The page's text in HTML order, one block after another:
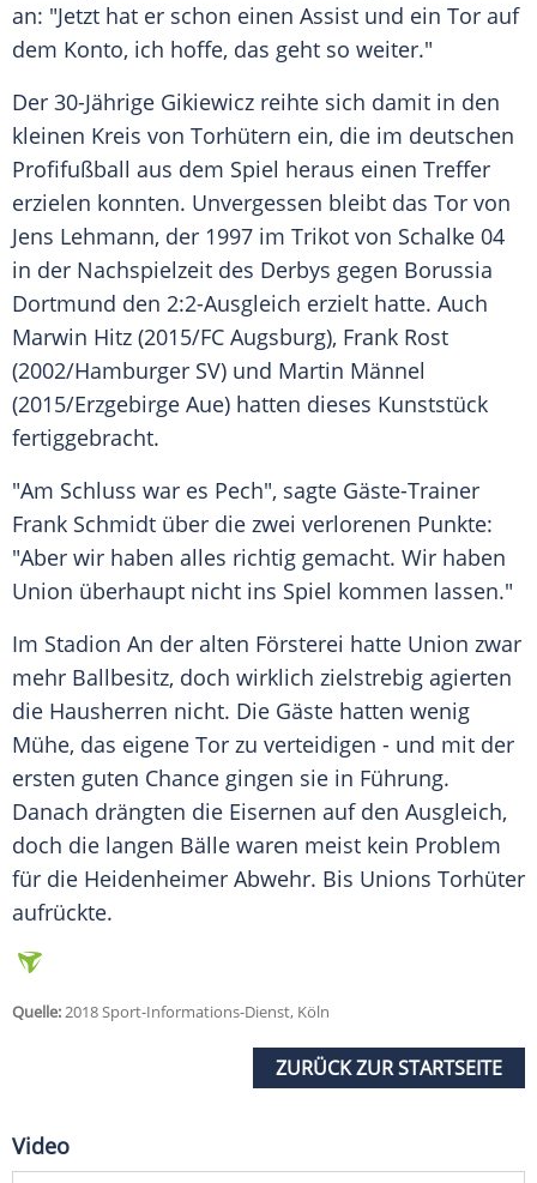
an: "Jetzt hat er schon einen Assist und ein Tor auf
dem Konto, ich hoffe, das geht so weiter."
Der 30-Jährige Gikiewicz reihte sich damit in den
kleinen Kreis von Torhütern ein, die im deutschen
Profifußball aus dem Spiel heraus einen Treffer
erzielen konnten. Unvergessen bleibt das Tor von
Jens Lehmann, der 1997 im Trikot von Schalke 04
in der Nachspielzeit des Derbys gegen Borussia
Dortmund den 2:2-Ausgleich erzielt hatte. Auch
Marwin Hitz (2015/FC Augsburg), Frank Rost
(2002/Hamburger SV) und Martin Männel
(2015/Erzgebirge Aue) hatten dieses Kunststück
fertiggebracht.
"Am Schluss war es Pech", sagte Gäste-Trainer
Frank Schmidt über die zwei verlorenen Punkte:
"Aber wir haben alles richtig gemacht. Wir haben
Union überhaupt nicht ins Spiel kommen lassen."
Im Stadion An der alten Försterei hatte Union zwar
mehr Ballbesitz, doch wirklich zielstrebig agierten
die Hausherren nicht. Die Gäste hatten wenig
Mühe, das eigene Tor zu verteidigen - und mit der
ersten guten Chance gingen sie in Führung.
Danach drängten die Eisernen auf den Ausgleich,
doch die langen Bälle waren meist kein Problem
für die Heidenheimer Abwehr. Bis Unions Torhüter
aufrückte.
Quelle:2018 Sport-Informations-Dienst, Köln
ZURÜCK ZUR STARTSEITE
Video